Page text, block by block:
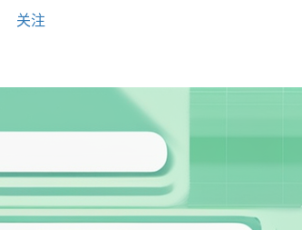
关注